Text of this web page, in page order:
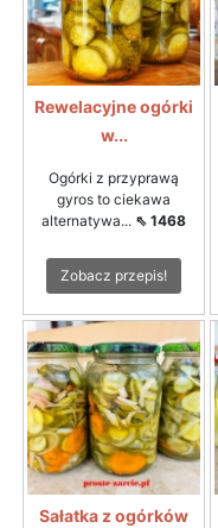
Rewelacyjne ogórki
w...
Ogórki z przyprawą
gyros to ciekawa
alternatywa... ⇖ 1468
Zobacz przepis!
Sałatka z ogórków